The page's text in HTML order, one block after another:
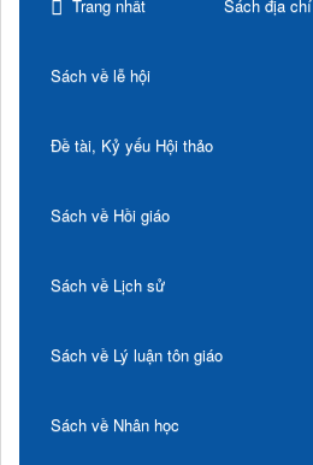
Trang nhất Sách địa chí
Sách về lễ hội
Đề tài, Kỷ yếu Hội thảo
Sách về Hồi giáo
Sách về Lịch sử
Sách về Lý luận tôn giáo
Sách về Nhân học